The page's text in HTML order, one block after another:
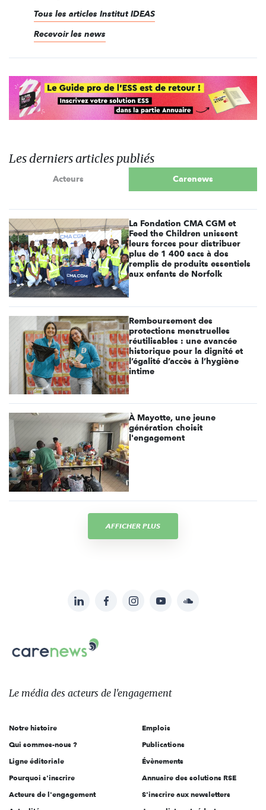
Tous les articles Institut IDEAS
Recevoir les news
Les derniers articles publiés
Acteurs Carenews
La Fondation CMA CGM et
Feed the Children unissent
leurs forces pour distribuer
plus de 1 400 sacs à dos
remplis de produits essentiels
aux enfants de Norfolk
Remboursement des
protections menstruelles
réutilisables : une avancée
historique pour la dignité et
l’égalité d’accès à l’hygiène
intime
À Mayotte, une jeune
génération choisit
l'engagement
AFFICHER PLUS
sur:
LinkedInFacebookInstagramYouTubeSoundcloud
Carenews,
Le
des
l'engagement
Le média des acteurs de l'engagement
Notre histoire
Qui sommes-nous ?
Ligne éditoriale
Pourquoi s'inscrire
Acteurs de l'engagement
Emplois
Publications
Évènements
Annuaire des solutions RSE
S'inscrire aux newsletters